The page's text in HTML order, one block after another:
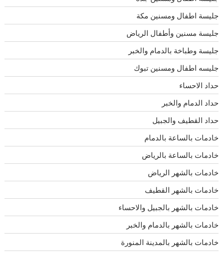
جليسة اطفال ومسنين مكة
جليسة مسنين وأطفال الرياض
جليسة وطباخة بالدمام والخبر
جليسه اطفال ومسنين تبوك
حداد الاحساء
حداد الدمام والخبر
حداد القطيف والجبيل
خادمات بالساعة بالدمام
خادمات بالساعة بالرياض
خادمات بالشهر الرياض
خادمات بالشهر القطيف
خادمات بالشهر بالجبيل والاحساء
خادمات بالشهر بالدمام والخبر
خادمات بالشهر بالمدينة المنورة